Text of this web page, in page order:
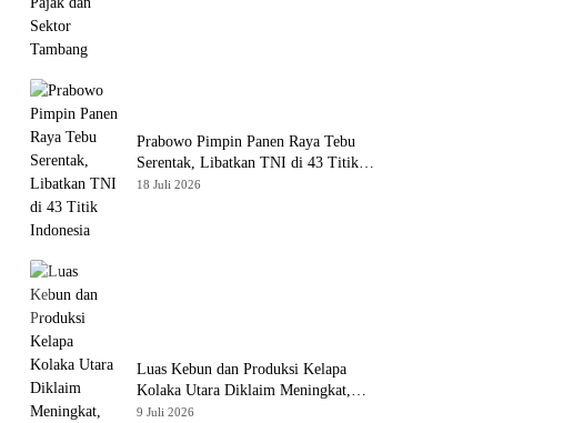
Prabowo Pimpin Panen Raya Tebu
Serentak, Libatkan TNI di 43 Titik
Indonesia
18 Juli 2026
Luas Kebun dan Produksi Kelapa
Kolaka Utara Diklaim Meningkat,
Pemda Tawarkan Peluang Investasi
9 Juli 2026